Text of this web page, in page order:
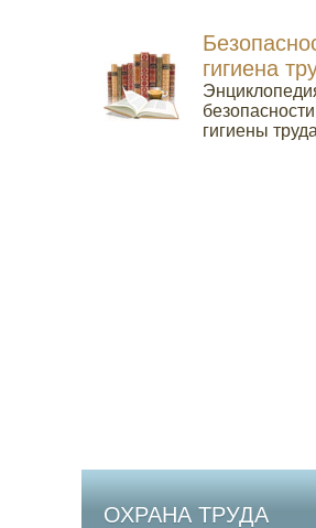
гигиена
гигиены труда
ОХРАНА ТРУДА